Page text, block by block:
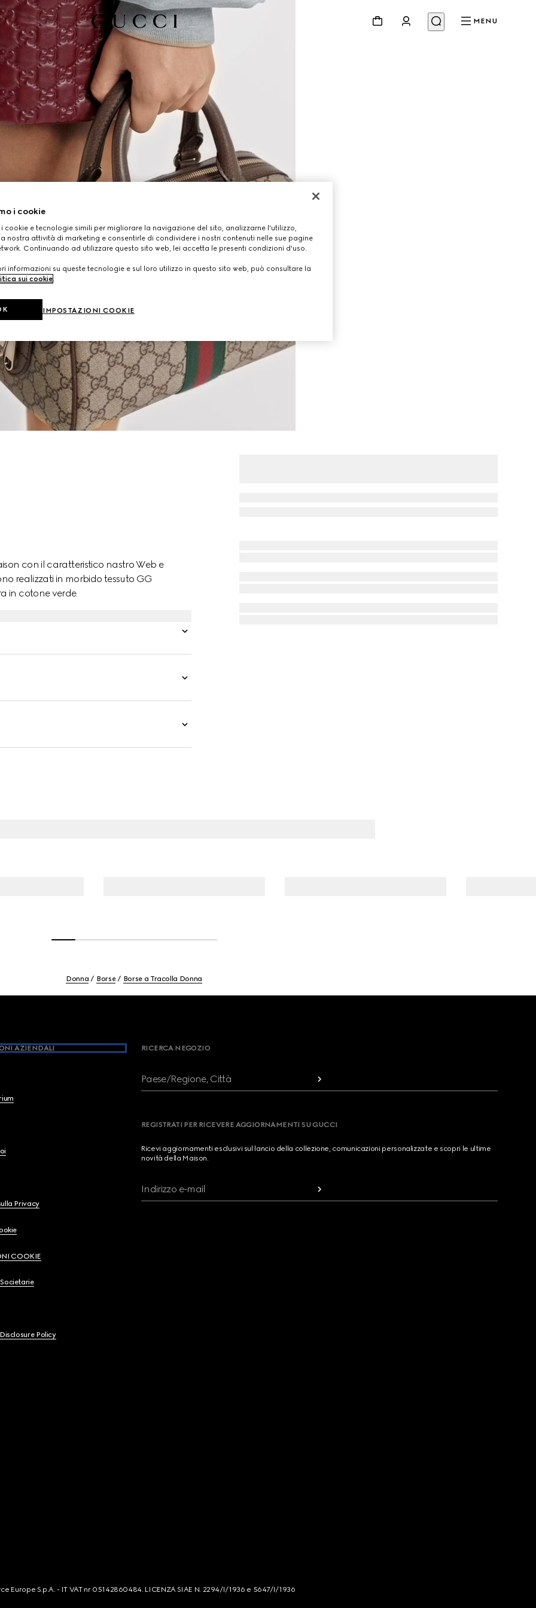
MENU
con il caratteristico nastro Web e
realizzati in morbido tessuto GG
in cotone verde.
Donna Borse Borse a Tracolla Donna
AZIENDALI
Privacy
COOKIE
Policy
RICERCA NEGOZIO
Paese/Regione, Città
REGISTRATI PER RICEVERE AGGIORNAMENTI SU GUCCI
Ricevi aggiornamenti esclusivi sul lancio della collezione, comunicazioni personalizzate e scopri le ultime
novità della Maison.
Indirizzo e-mail
Europe S.p.A. - IT VAT nr 05142860484. LICENZA SIAE N. 2294/I/1936 e 5647/I/1936
i cookie
i cookie e tecnologie simili per migliorare la navigazione del sito, analizzarne l'utilizzo,
nostra attività di marketing e consentirle di condividere i nostri contenuti nelle sue pagine
Continuando ad utilizzare questo sito web, lei accetta le presenti condizioni d'uso.
informazioni su queste tecnologie e sul loro utilizzo in questo sito web, può consultare la
sui cookie.
IMPOSTAZIONI COOKIE